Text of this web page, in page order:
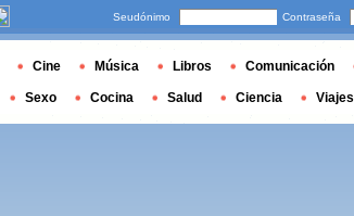
Seudónimo Contraseña
Cine Música Libros Comunicación
Sexo Cocina Salud Ciencia Viajes